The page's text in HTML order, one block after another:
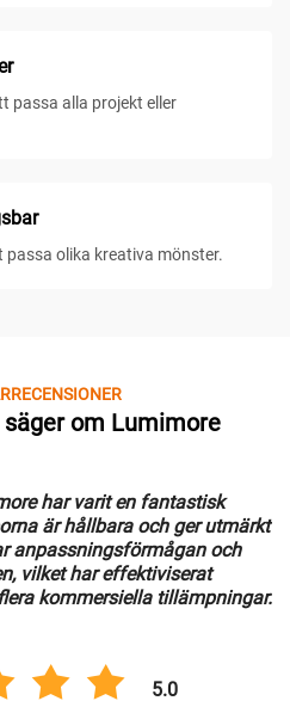
passa alla projekt eller
olika kreativa mönster.
om Lumimore
har varit en fantastisk
är hållbara och ger utmärkt
anpassningsförmågan och
vilket har effektiviserat
kommersiella tillämpningar.
5.0